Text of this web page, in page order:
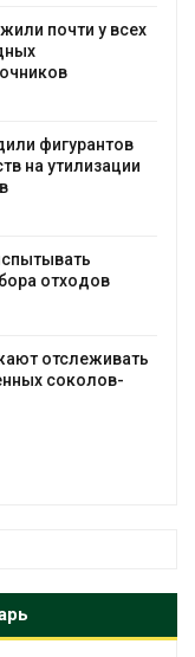
почти у всех
фигурантов
на утилизации
отходов
отслеживать
соколов-